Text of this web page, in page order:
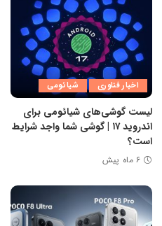
اخبار فناوری شیائومی
لیست گوشی‌های شیائومی برای
اندروید ۱۷ | گوشی شما واجد شرایط
است؟
۶ ماه پیش